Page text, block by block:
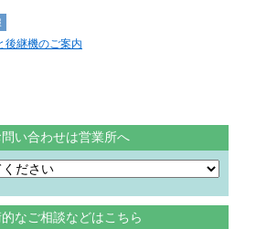
後継機のご案内
問い合わせは営業所へ
なご相談などはこちら